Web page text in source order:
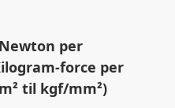
per
force per
til kgf/mm²)